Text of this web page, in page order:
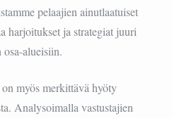
pelaajien ainutlaatuiset
harjoitukset ja strategiat juuri
alueisiin.
myös merkittävä hyöty
Analysoimalla vastustajien